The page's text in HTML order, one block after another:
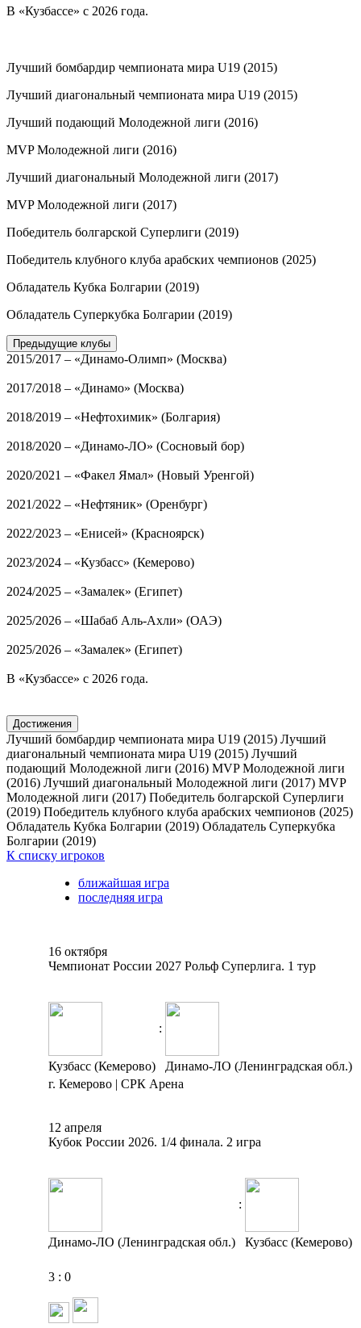
В «Кузбассе» с 2026 года.
Лучший бомбардир чемпионата мира U19 (2015)
Лучший диагональный чемпионата мира U19 (2015)
Лучший подающий Молодежной лиги (2016)
MVP Молодежной лиги (2016)
Лучший диагональный Молодежной лиги (2017)
MVP Молодежной лиги (2017)
Победитель болгарской Суперлиги (2019)
Победитель клубного клуба арабских чемпионов (2025)
Обладатель Кубка Болгарии (2019)
Обладатель Суперкубка Болгарии (2019)
Предыдущие клубы
2015/2017 – «Динамо-Олимп» (Москва)
2017/2018 – «Динамо» (Москва)
2018/2019 – «Нефтохимик» (Болгария)
2018/2020 – «Динамо-ЛО» (Сосновый бор)
2020/2021 – «Факел Ямал» (Новый Уренгой)
2021/2022 – «Нефтяник» (Оренбург)
2022/2023 – «Енисей» (Красноярск)
2023/2024 – «Кузбасс» (Кемерово)
2024/2025 – «Замалек» (Египет)
2025/2026 – «Шабаб Аль-Ахли» (ОАЭ)
2025/2026 – «Замалек» (Египет)
В «Кузбассе» с 2026 года.
Достижения
Лучший бомбардир чемпионата мира U19 (2015) Лучший
диагональный чемпионата мира U19 (2015) Лучший
подающий Молодежной лиги (2016) MVP Молодежной лиги
(2016) Лучший диагональный Молодежной лиги (2017) MVP
Молодежной лиги (2017) Победитель болгарской Суперлиги
(2019) Победитель клубного клуба арабских чемпионов (2025)
Обладатель Кубка Болгарии (2019) Обладатель Суперкубка
Болгарии (2019)
К списку игроков
ближайшая игра
последняя игра
16 октября
Чемпионат России 2027 Рольф Суперлига. 1 тур
:
Кузбасс (Кемерово)
Динамо-ЛО (Ленинградская обл.)
г. Кемерово | СРК Арена
12 апреля
Кубок России 2026. 1/4 финала. 2 игра
:
Динамо-ЛО (Ленинградская обл.) Кузбасс (Кемерово)
3 : 0